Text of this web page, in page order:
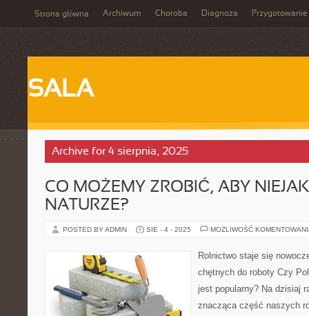
Strona główna Archiwum Choroba Diagnoza Przygotowanie
SALA
Archive for 4 sierpnia, 2025
CO MOŻEMY ZROBIĆ, ABY
NATURZE?
POSTED BY ADMIN SIE - 4 - 2025 MOŻLIWOŚĆ
Rolnictwo staje się
chętnych do roboty Czy
jest popularny? Na dzisiaj
znacząca część naszych